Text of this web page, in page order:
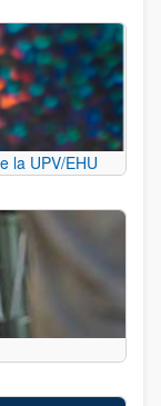
la UPV/EHU